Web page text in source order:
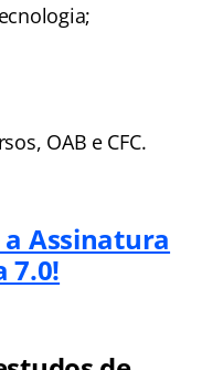
OAB e CFC.
Assinatura
7.0!